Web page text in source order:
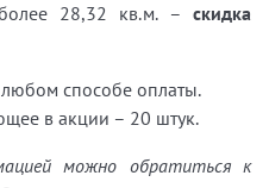
28,32 кв.м. – скидка
способе оплаты.
в акции – 20 штук.
можно обратиться к